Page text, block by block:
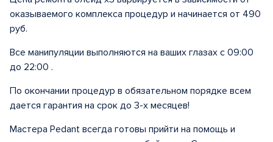
оказываемого комплекса процедур и начинается от 490
руб.
Все манипуляции выполняются на ваших глазах с 09:00
до 22:00 .
По окончании процедур в обязательном порядке всем
дается гарантия на срок до 3-х месяцев!
Мастера Pedant всегда готовы прийти на помощь и